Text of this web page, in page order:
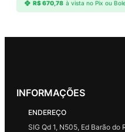
R$670,78 à vista no Pix ou
INFORMAÇÕES
ENDEREÇO
SIG Qd 1, N505, Ed Barão do